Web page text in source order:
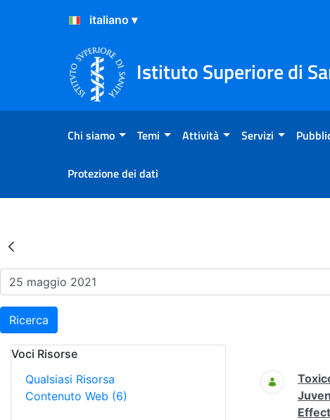
Salta al Contenuto
Salta al Footer
Istituto Superiore di
Chi siamo Temi Attività Servizi
Protezione dei dati
Risultati della Ricerca - Eventi
Ricerca
Voci Risorse
Qualsiasi Risorsa
Contenuto Web (6)
Ricerca